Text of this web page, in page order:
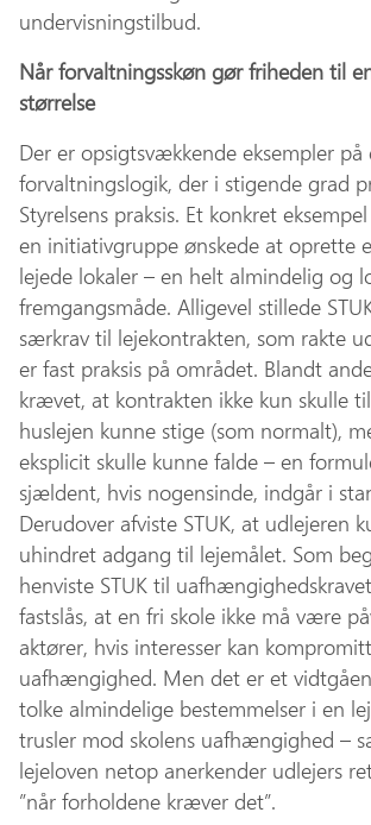
undervisningstilbud.
Når forvaltningsskøn gør friheden til
størrelse
Der er opsigtsvækkende eksempler på
forvaltningslogik, der i stigende grad
Styrelsens praksis. Et konkret
en initiativgruppe ønskede at oprette
lejede lokaler – en helt almindelig og
fremgangsmåde. Alligevel stillede
særkrav til lejekontrakten, som rakte
er fast praksis på området. Blandt
krævet, at kontrakten ikke kun skulle
huslejen kunne stige (som normalt),
eksplicit skulle kunne falde – en
sjældent, hvis nogensinde, indgår i
Derudover afviste STUK, at udlejeren
uhindret adgang til lejemålet. Som
henviste STUK til
fastslås, at en fri skole ikke må være
aktører, hvis interesser kan
uafhængighed. Men det er et
tolke almindelige bestemmelser i en
trusler mod skolens uafhængighed –
lejeloven netop anerkender udlejers
”når forholdene kræver det”.